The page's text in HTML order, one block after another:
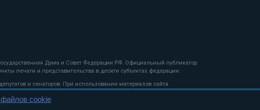
Дума и Совет Федерации РФ. Официальный публикатор
печати и представительства в десяти субъектах федерации.
и сенаторов. При использовании материалов сайта
cookie